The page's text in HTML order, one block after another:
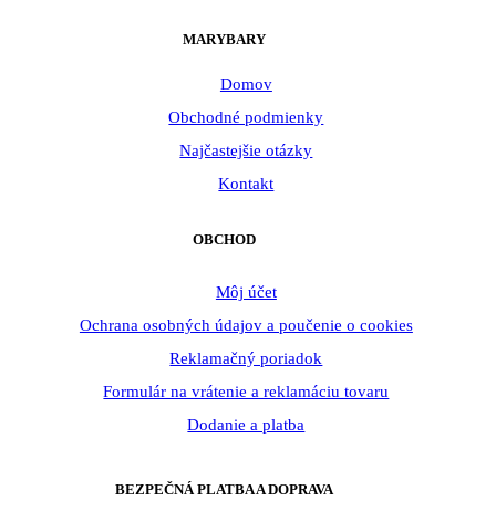
MARYBARY
Domov
Obchodné podmienky
Najčastejšie otázky
Kontakt
OBCHOD
Môj účet
Ochrana osobných údajov a poučenie o cookies
Reklamačný poriadok
Formulár na vrátenie a reklamáciu tovaru
Dodanie a platba
BEZPEČNÁ PLATBA A DOPRAVA